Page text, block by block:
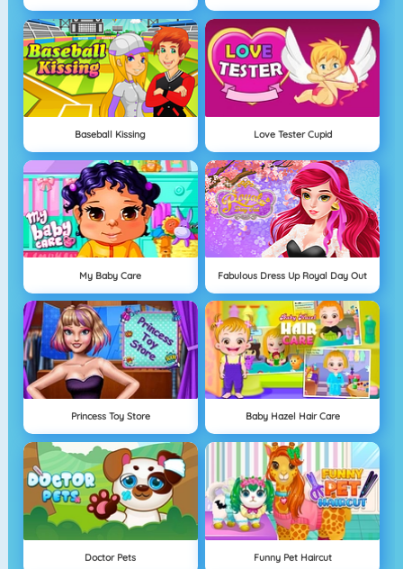
Baseball Kissing Love Tester Cupid
My Baby Care Fabulous Dress Up Royal Day Out
Princess Toy Store Baby Hazel Hair Care
Doctor Pets Funny Pet Haircut